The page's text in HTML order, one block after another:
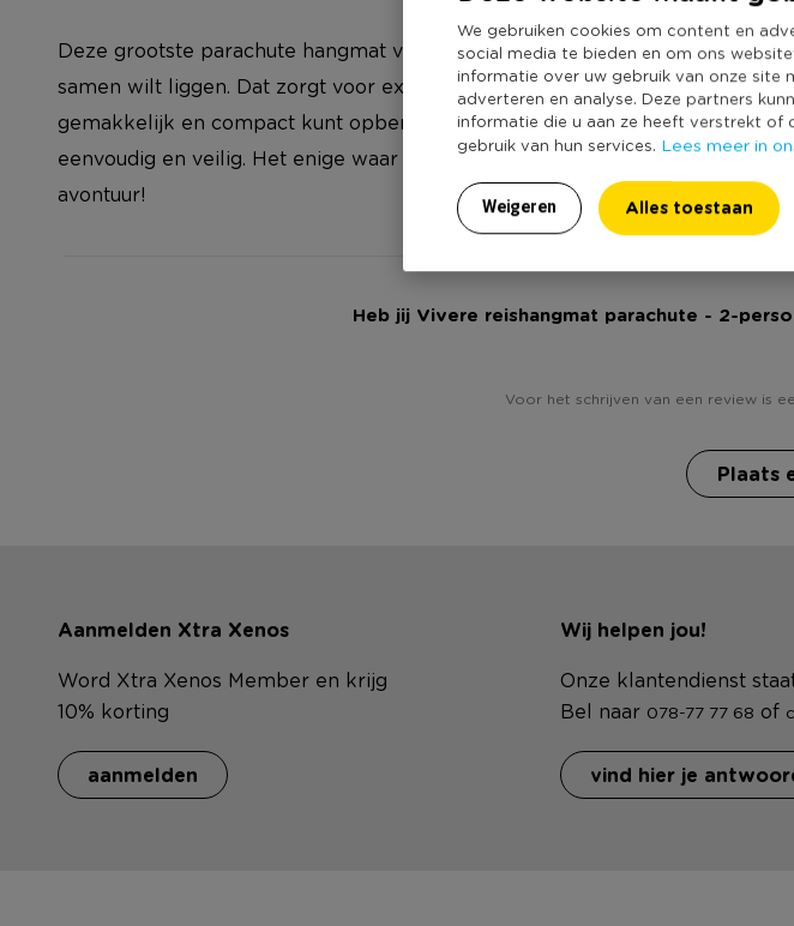
We gebruiken cookies om content en
social media te bieden en om ons
informatie over uw gebruik van onze site
adverteren en analyse. Deze partners
informatie die u aan ze heeft verstrekt of
gebruik van hun services. Lees meer in
Weigeren Alles toestaan
Deze grootste parachute hangmat van Vivere is geschikt voor twee in het
samen wilt liggen. Dat zorgt voor extra warmte. Doordat je de hangmat
gemakkelijk en compact kunt opbergen ben je in minuten weer op pad. Zo
eenvoudig en veilig. Het enige waar je over na hoeft te denken is het
avontuur!
Heb jij Vivere reishangmat parachute - 2-
Voor het schrijven van een review is
Plaats
Aanmelden Xtra Xenos
Word Xtra Xenos Member en krijg
10% korting
aanmelden
Wij helpen jou!
Onze klantendienst
Bel naar 078-77 77 68 of
vind hier je